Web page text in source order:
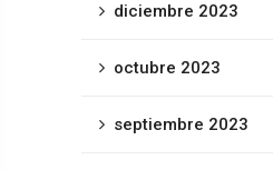
diciembre 2023
octubre 2023
septiembre 2023